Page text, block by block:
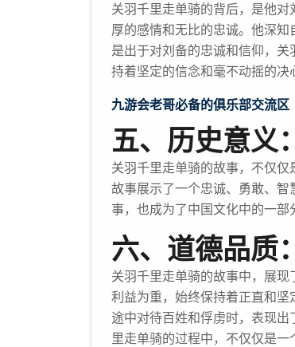
关羽千里走单骑的背后，是他
厚的感情和无比的忠诚。他深
是出于对刘备的忠诚和信仰，
持着坚定的信念和毫不动摇的决
九游会老哥必备的俱乐部交流区
五、历史意义
关羽千里走单骑的故事，不仅
故事展示了一个忠诚、勇敢、
事，也成为了中国文化中的一部
六、道德品质
关羽千里走单骑的故事中，展
利益为重，始终保持着正直和
途中对待百姓和俘虏时，表现
里走单骑的过程中，不仅仅是一